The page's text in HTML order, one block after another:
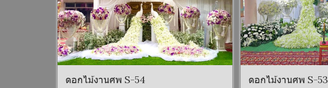
ดอกไม้งานศพ S-54 ดอกไม้งานศพ S-53